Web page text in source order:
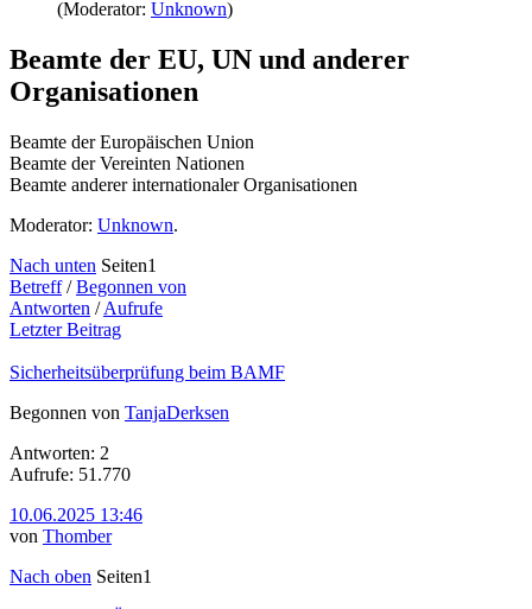
(Moderator: Unknown)
Beamte der EU, UN und anderer
Organisationen
Beamte der Europäischen Union
Beamte der Vereinten Nationen
Beamte anderer internationaler Organisationen
Moderator: Unknown.
Nach unten Seiten1
Betreff/Begonnen von
Antworten /Aufrufe
Letzter Beitrag
Sicherheitsüberprüfung beim BAMF
Begonnen von TanjaDerksen
Antworten: 2
Aufrufe: 51.770
10.06.2025 13:46
von Thomber
Nach oben Seiten1